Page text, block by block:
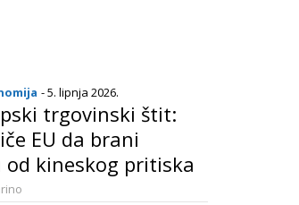
- 5. lipnja 2026.
trgovinski štit:
EU da brani
kineskog pritiska